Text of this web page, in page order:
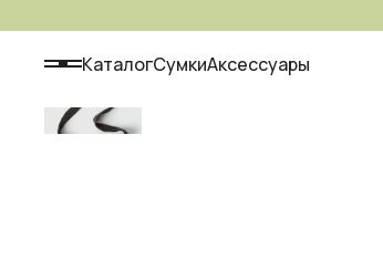
КаталогСумкиАксессуары